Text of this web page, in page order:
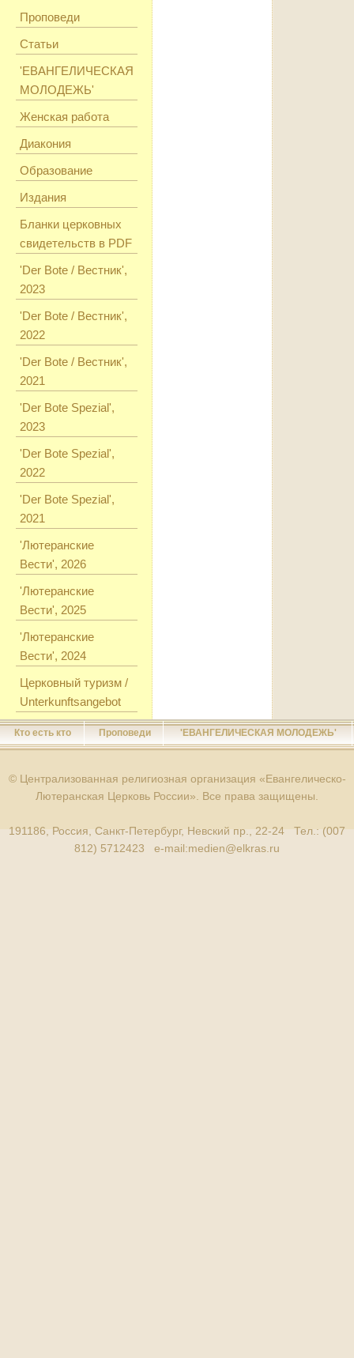
Проповеди
Статьи
'ЕВАНГЕЛИЧЕСКАЯ
МОЛОДЕЖЬ'
Женская работа
Диакония
Образование
Издания
Бланки церковных
свидетельств в PDF
'Der Bote / Вестник',
2023
'Der Bote / Вестник',
2022
'Der Bote / Вестник',
2021
'Der Bote Spezial',
2023
'Der Bote Spezial',
2022
'Der Bote Spezial',
2021
'Лютеранские
Вести', 2026
'Лютеранские
Вести', 2025
'Лютеранские
Вести', 2024
Церковный туризм /
Unterkunftsangebot
Кто есть кто Проповеди 'ЕВАНГЕЛИЧЕСКАЯ МОЛОДЕЖЬ'
© Централизованная религиозная организация «Евангелическо-
Лютеранская Церковь России». Все права защищены.
191186, Россия, Санкт-Петербург, Невский пр., 22-24 Тел.: (007
812) 5712423 e-mail:medien@elkras.ru